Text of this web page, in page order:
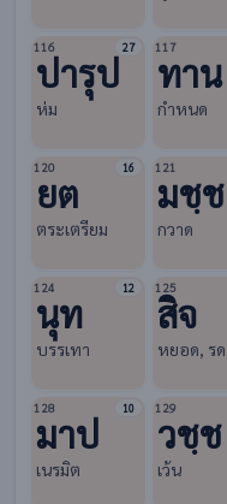
116 27
ปารุป
ห่ม
117
ทาน
กำหนด
120 16
ยต
ตระเตรียม
121
มชฺช
กวาด
124 12
นุท
บรรเทา
125
สิจ
หยอด, รด
128 10
มาป
เนรมิต
129
วชฺช
เว้น